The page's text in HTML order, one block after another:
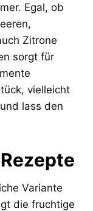
Egal, ob
Zitrone
sorgt für
vielleicht
lass den
Variante
die fruchtige